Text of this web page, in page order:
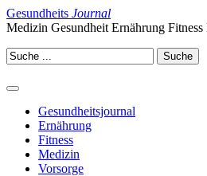
Gesundheits Journal
Medizin Gesundheit Ernährung
Gesundheitsjournal
Ernährung
Fitness
Medizin
Vorsorge